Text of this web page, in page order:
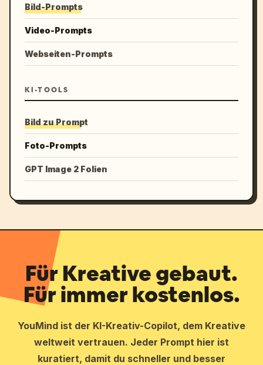
Bild-Prompts
Video-Prompts
Webseiten-Prompts
KI-TOOLS
Bild zu Prompt
Foto-Prompts
GPT Image 2 Folien
Für Kreative gebaut.
Für immer kostenlos.
YouMind ist der KI-Kreativ-Copilot, dem Kreative
weltweit vertrauen. Jeder Prompt hier ist
kuratiert, damit du schneller und besser